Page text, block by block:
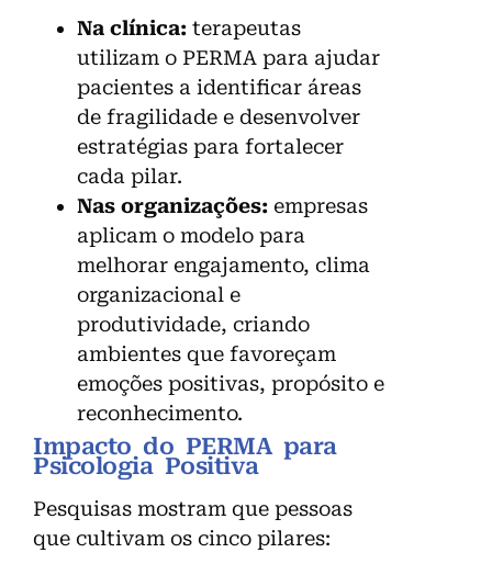
Na clínica: terapeutas
utilizam o PERMA para ajudar
pacientes a identificar áreas
de fragilidade e desenvolver
estratégias para fortalecer
cada pilar.
Nas organizações: empresas
aplicam o modelo para
melhorar engajamento, clima
organizacional e
produtividade, criando
ambientes que favoreçam
emoções positivas, propósito e
reconhecimento.
Impacto do PERMA para
Psicologia Positiva
Pesquisas mostram que pessoas
que cultivam os cinco pilares: